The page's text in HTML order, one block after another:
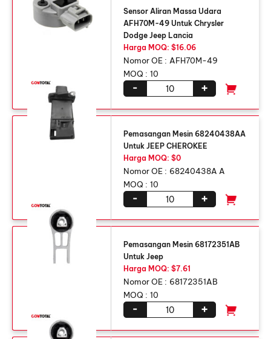
Sensor Aliran Massa Udara
AFH70M-49 Untuk Chrysler
Dodge Jeep Lancia
Harga MOQ: $16.06
Nomor OE : AFH70M-49
MOQ : 10
+
-
Pemasangan Mesin 68240438AA
Untuk JEEP CHEROKEE
Harga MOQ: $0
Nomor OE : 68240438A A
MOQ : 10
+
-
Pemasangan Mesin 68172351AB
Untuk Jeep
Harga MOQ: $7.61
Nomor OE : 68172351AB
MOQ : 10
+
-